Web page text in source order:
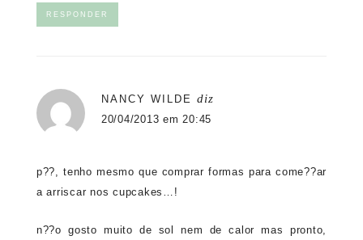
RESPONDER
NANCY WILDE diz
20/04/2013 em 20:45
p??, tenho mesmo que comprar formas para come??ar
a arriscar nos cupcakes…!
n??o gosto muito de sol nem de calor mas pronto,